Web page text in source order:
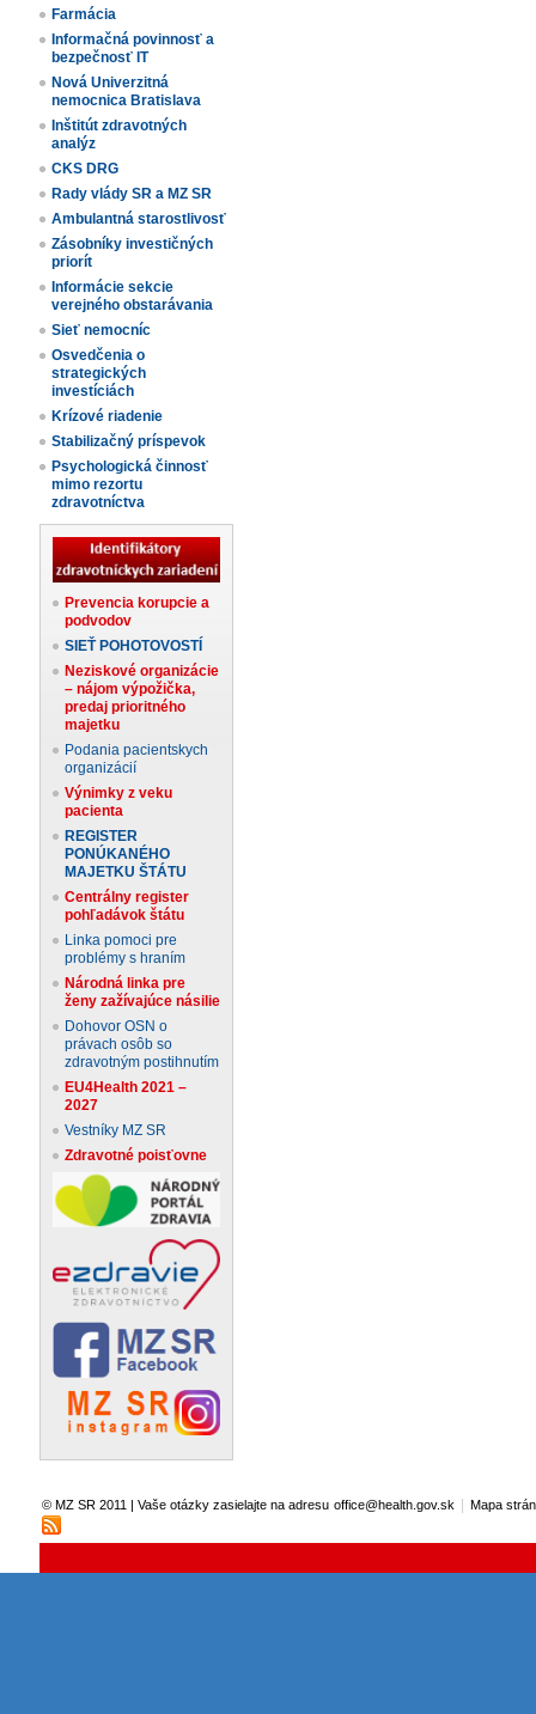
Farmácia
Informačná povinnosť a
bezpečnosť IT
Nová Univerzitná
nemocnica Bratislava
Inštitút zdravotných
analýz
CKS DRG
Rady vlády SR a MZ SR
Ambulantná starostlivosť
Zásobníky investičných
priorít
Informácie sekcie
verejného obstarávania
Sieť nemocníc
Osvedčenia o
strategických
investíciách
Krízové riadenie
Stabilizačný príspevok
Psychologická činnosť
mimo rezortu
zdravotníctva
Prevencia korupcie a
podvodov
SIEŤ POHOTOVOSTÍ
Neziskové organizácie
– nájom výpožička,
predaj prioritného
majetku
Podania pacientskych
organizácií
Výnimky z veku
pacienta
REGISTER
PONÚKANÉHO
MAJETKU ŠTÁTU
Centrálny register
pohľadávok štátu
Linka pomoci pre
problémy s hraním
Národná linka pre
ženy zažívajúce násilie
Dohovor OSN o
právach osôb so
zdravotným postihnutím
EU4Health 2021 –
2027
Vestníky MZ SR
Zdravotné poisťovne
© MZ SR 2011 | Vaše otázky zasielajte na adresu office@health.gov.sk Mapa